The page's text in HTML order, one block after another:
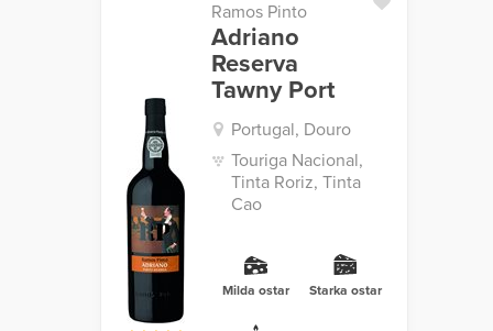
Ramos Pinto
Adriano
Reserva
Tawny Port
Portugal, Douro
Touriga Nacional,
Tinta Roriz, Tinta
Cao
Milda ostar Starka ostar